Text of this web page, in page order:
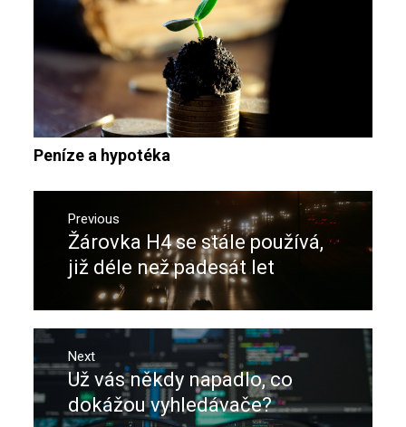
Peníze a hypotéka
Navigace
příspěvek
Previous
Previous
post:
Žárovka H4 se stále používá,
již déle než padesát let
Next
Next
post:
Už vás někdy napadlo, co
dokážou vyhledávače?